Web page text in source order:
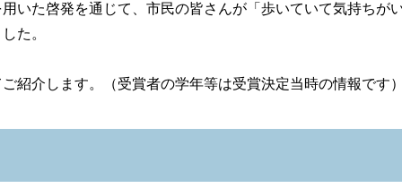
いた啓発を通じて、市民の皆さんが「歩いていて気持ちが
た。
紹介します。（受賞者の学年等は受賞決定当時の情報です